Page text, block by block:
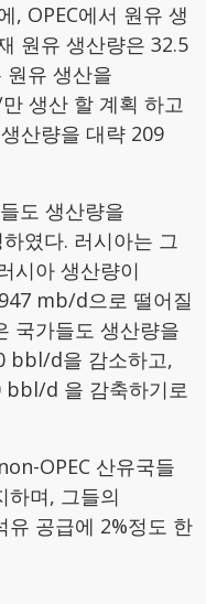
, OPEC에서 원유 생
원유 생산량은 32.5
유 생산을
생산 할 계획 하고
산량을 대략 209
도 생산량을
였다. 러시아는 그
시아 생산량이
mb/d으로 떨어질
국가들도 생산량을
bbl/d을 감소하고,
bbl/d 을 감축하기로
OPEC 산유국들
하며, 그들의
공급에 2%정도 한